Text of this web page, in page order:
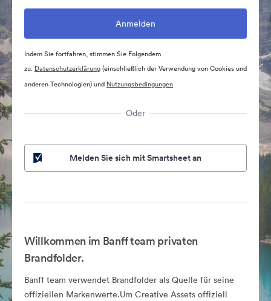
Indem Sie fortfahren, stimmen Sie Folgendem
zu: Datenschutzerklärung(einschließlich der Verwendung von Cookies und
anderen Technologien) und Nutzungsbedingungen
Oder
Melden Sie sich mit Smartsheet an
Willkommen im Banff team privaten
Brandfolder.
Banff team verwendet Brandfolder als Quelle für seine
offiziellen Markenwerte.Um Creative Assets offiziell